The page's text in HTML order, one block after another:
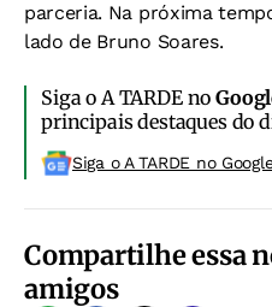
parceria. Na próxima
lado de Bruno Soares.
Siga o A TARDE no
principais destaques do
Siga o A TARDE no
Compartilhe essa
amigos